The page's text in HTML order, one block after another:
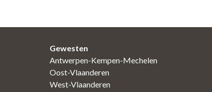
Gewesten
Antwerpen-Kempen-Mechelen
Oost-Vlaanderen
West-Vlaanderen